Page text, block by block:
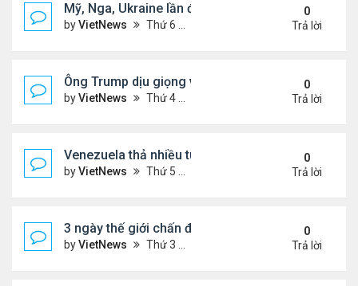
Mỹ, Nga, Ukraine lần đầu họp trực tiếp để bàn kế
byVietNews Thứ 6 Tháng 1 23, 2026 4:44 pm
0
Trả lời
Ông Trump dịu giọng về Greenland
byVietNews Thứ 4 Tháng 1 14, 2026 5:26 pm
0
Trả lời
Venezuela thả nhiều tù nhân giữa sức ép từ Mỹ
byVietNews Thứ 5 Tháng 1 08, 2026 5:39 pm
0
Trả lời
3 ngày thế giới chấn động vì vụ Mỹ bắt Tổng
byVietNews Thứ 3 Tháng 1 06, 2026 4:43 pm
0
Trả lời